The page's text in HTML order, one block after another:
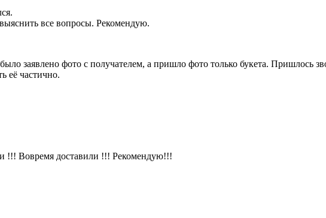
выяснить все вопросы. Рекомендую.
заявлено фото с получателем, а пришло фото только букета. Пришлось
её частично.
!!! Вовремя доставили !!! Рекомендую!!!